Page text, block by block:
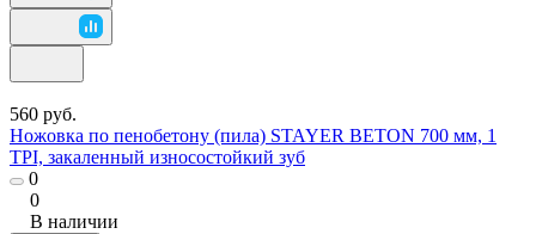
560 руб.
Ножовка по пенобетону (пила) STAYER BETON 700 мм, 1
TPI, закаленный износостойкий зуб
0
0
В наличии